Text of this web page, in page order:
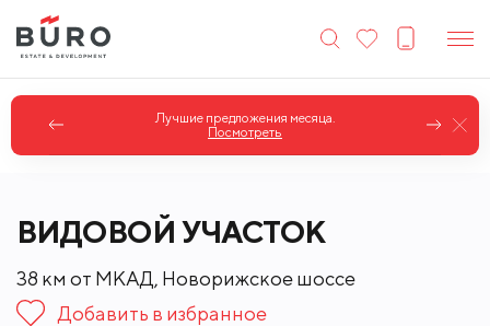
Лучшие предложения месяца.
Посмотреть
ВИДОВОЙ УЧАСТОК
38 км от МКАД, Новорижское шоссе
Добавить в избранное